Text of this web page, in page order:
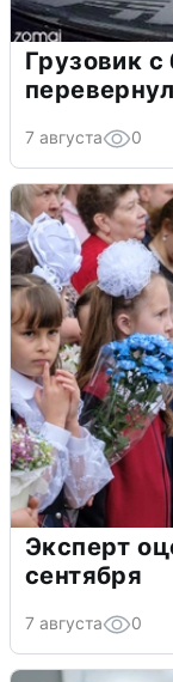
Грузовик
7 августа 0
Эксперт
сентября
7 августа 0